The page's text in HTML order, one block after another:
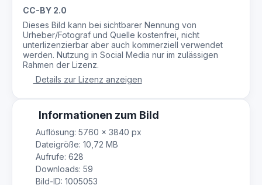
CC-BY 2.0
Dieses Bild kann bei sichtbarer Nennung von
Urheber/Fotograf und Quelle kostenfrei, nicht
unterlizenzierbar aber auch kommerziell verwendet
werden. Nutzung in Social Media nur im zulässigen
Rahmen der Lizenz.
Details zur Lizenz anzeigen
Informationen zum Bild
Auflösung: 5760 × 3840 px
Dateigröße: 10,72 MB
Aufrufe: 628
Downloads: 59
Bild-ID: 1005053